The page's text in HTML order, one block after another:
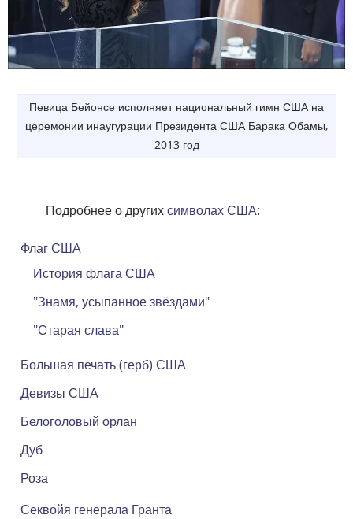
Певица Бейонсе исполняет национальный гимн США на
церемонии инаугурации Президента США Барака Обамы,
2013 год
Подробнее о другихсимволах США:
Флаг США
История флага США
"Знамя, усыпанное звёздами"
"Старая слава"
Большая печать (герб) США
Девизы США
Белоголовый орлан
Дуб
Роза
Секвойя генерала Гранта